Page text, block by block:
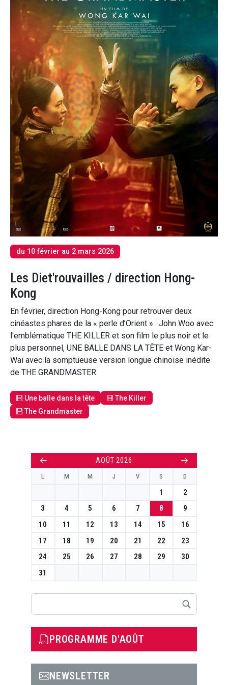
du 10 février au 2 mars 2026
Les Diet'rouvailles / direction Hong-
Kong
En février, direction Hong-Kong pour retrouver deux
cinéastes phares de la « perle d’Orient » : John Woo avec
l'emblématique THE KILLER et son film le plus noir et le
plus personnel, UNE BALLE DANS LA TÊTE et Wong Kar-
Wai avec la somptueuse version longue chinoise inédite
de THE GRANDMASTER.
Une balle dans la tête
The Killer
The Grandmaster
← AOÛT 2026 →
L M M J V S D
1
2
3
4 5 6 7 8
9
10
11 12 13 14 15
16
17
18 19 20 21 22
23
24
25 26 27 28 29
30
31
PROGRAMME D'AOÛT
NEWSLETTER